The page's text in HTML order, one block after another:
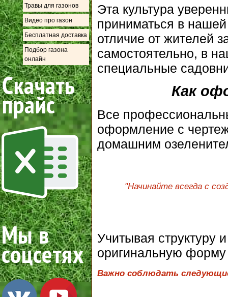
Травы для газонов
Видео про газон
Бесплатная доставка
Подбор газона
онлайн
Эта культура
приниматься в
отличие от жителей
самостоятельно, в
специальные
Как
Все
оформление с
домашним
"Начинайте всегда с
Учитывая структуру
оригинальную
Важно соблюдать